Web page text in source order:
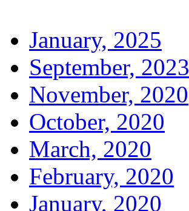
January, 2025
September, 2023
November, 2020
October, 2020
March, 2020
February, 2020
January, 2020